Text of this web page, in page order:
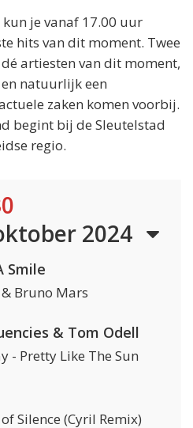
je vanaf 17.00 uur
hits van dit moment. Twee
artiesten van dit moment,
natuurlijk een
zaken komen voorbij.
begint bij de Sleutelstad
regio.
2024
Smile
Bruno Mars
& Tom Odell
- Pretty Like The Sun
Silence (Cyril Remix)